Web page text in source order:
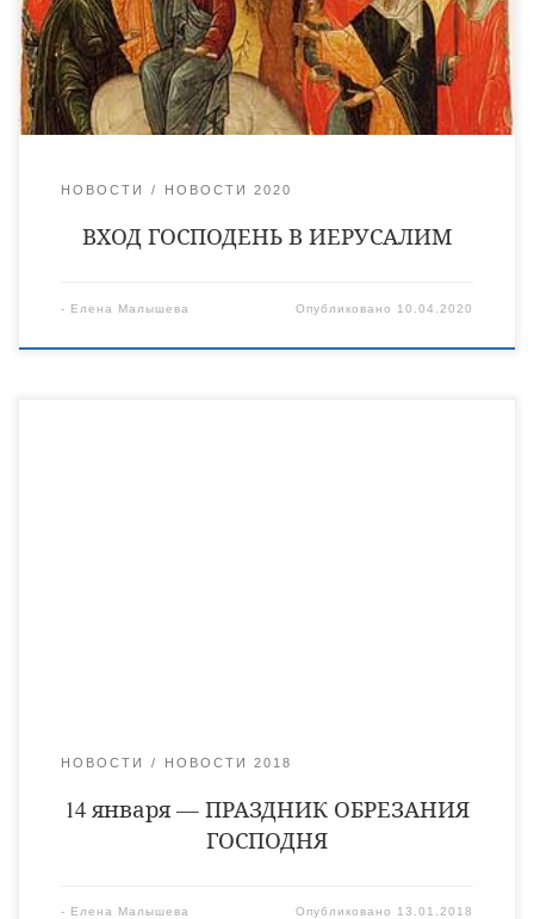
ветвями. Великий Пост подходит к концу. Приближается
самый большой праздник в нашей православной церкви —
Пасха Христова, и […]
НОВОСТИ НОВОСТИ 2020
ВХОД ГОСПОДЕНЬ В ИЕРУСАЛИМ
- Елена Малышева Опубликовано 10.04.2020
НОВОСТИ НОВОСТИ 2018
14 января — ПРАЗДНИК ОБРЕЗАНИЯ
ГОСПОДНЯ
- Елена Малышева Опубликовано 13.01.2018